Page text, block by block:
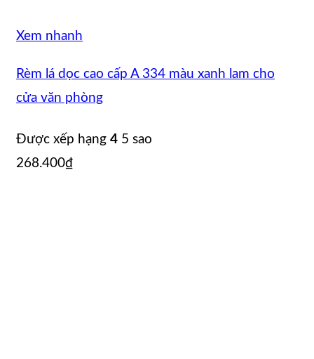
Xem nhanh
Rèm lá dọc cao cấp A 334 màu xanh lam cho
cửa văn phòng
Được xếp hạng 4 5 sao
268.400₫